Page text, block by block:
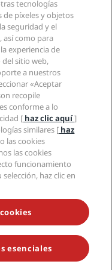
Rewards
MÁS POPULARES
reservados. RHG
Radisson Blu, Radisson
tecnologías
de píxeles y objetos
seguridad y el
así como para
experiencia de
del sitio web,
a nuestros
«Aceptar
recopile
conforme a lo
[ haz clic aquí]
similares [ haz
las cookies
las cookies
funcionamiento
haz clic en
esenciales